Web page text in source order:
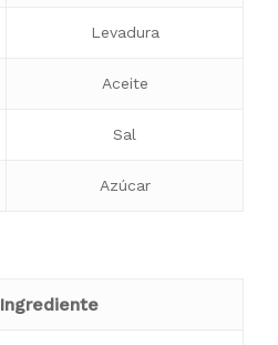
Levadura
Aceite
Sal
Azúcar
Ingrediente